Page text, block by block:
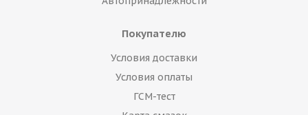
Покупателю
Условия доставки
Условия оплаты
ГСМ-тест